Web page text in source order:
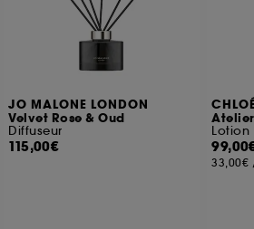
JO MALONE LONDON
Velvet Rose & Oud
Diffuseur
115,00€
33,00€